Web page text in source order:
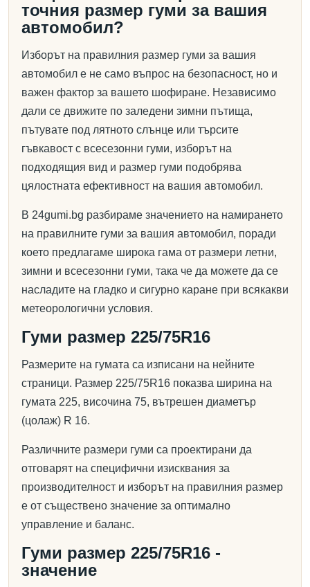
точния размер гуми за вашия
автомобил?
Изборът на правилния размер гуми за вашия
автомобил е не само въпрос на безопасност, но и
важен фактор за вашето шофиране. Независимо
дали се движите по заледени зимни пътища,
пътувате под лятното слънце или търсите
гъвкавост с всесезонни гуми, изборът на
подходящия вид и размер гуми подобрява
цялостната ефективност на вашия автомобил.
В 24gumi.bg разбираме значението на намирането
на правилните гуми за вашия автомобил, поради
което предлагаме широка гама от размери летни,
зимни и всесезонни гуми, така че да можете да се
насладите на гладко и сигурно каране при всякакви
метеорологични условия.
Гуми размер 225/75R16
Размерите на гумата са изписани на нейните
страници. Размер 225/75R16 показва ширина на
гумата 225, височина 75, вътрешен диаметър
(цолаж) R 16.
Различните размери гуми са проектирани да
отговарят на специфични изисквания за
производителност и изборът на правилния размер
е от съществено значение за оптимално
управление и баланс.
Гуми размер 225/75R16 -
значение